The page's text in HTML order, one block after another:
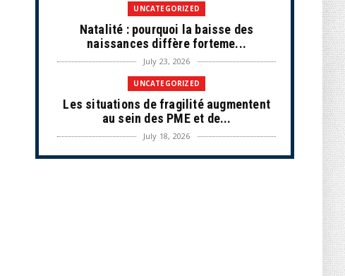
UNCATEGORIZED
Natalité : pourquoi la baisse des
naissances diffère forteme...
July 23, 2026
UNCATEGORIZED
Les situations de fragilité augmentent
au sein des PME et de...
July 18, 2026
ECONOMIE